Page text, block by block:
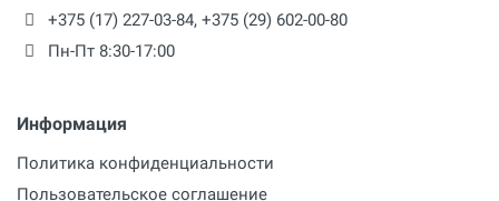
+375 (17) 227-03-84, +375 (29) 602-00-80
Пн-Пт 8:30-17:00
Информация
Политика конфиденциальности
Пользовательское соглашение